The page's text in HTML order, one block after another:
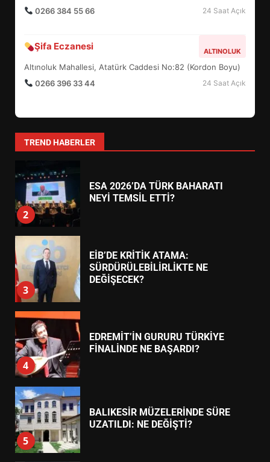
0266 384 55 66
24 Saat Açık
Şifa Eczanesi ALTINOLUK
Altınoluk Mahallesi, Atatürk Caddesi No:82 (Kordon Boyu)
0266 396 33 44
24 Saat Açık
TREND HABERLER
7
YENİ YÖNETİM NASIL
ŞEKİLLENDİ?
1
HAREKETE GEÇİYOR: GÖZLER
2
ESA 2026’DA TÜRK BAHARATI
NEYİ TEMSİL ETTİ?
3
EİB’DE KRİTİK ATAMA:
SÜRDÜRÜLEBİLİRLİKTE NE
DEĞİŞECEK?
4
EDREMİT’İN GURURU TÜRKİYE
FİNALİNDE NE BAŞARDI?
5
BALIKESİR MÜZELERİNDE SÜRE
UZATILDI: NE DEĞİŞTİ?